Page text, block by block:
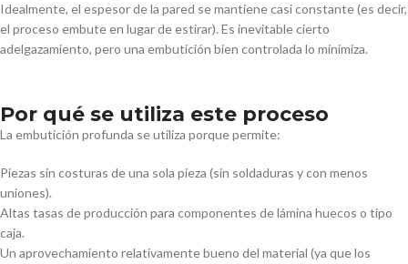
Idealmente, el espesor de la pared se mantiene casi constante (es decir,
el proceso embute en lugar de estirar). Es inevitable cierto
adelgazamiento, pero una embutición bien controlada lo minimiza.
Por qué se utiliza este proceso
La embutición profunda se utiliza porque permite:
Piezas sin costuras de una sola pieza (sin soldaduras y con menos
uniones).
Altas tasas de producción para componentes de lámina huecos o tipo
caja.
Un aprovechamiento relativamente bueno del material (ya que los